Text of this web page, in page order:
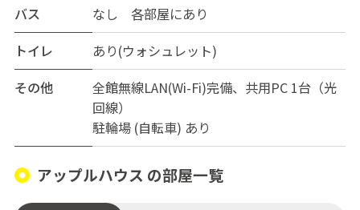
バス
なし 各部屋にあり
トイレ
あり(ウォシュレット)
その他
全館無線LAN(Wi-Fi)完備、共用PC 1台（光
回線）
駐輪場 (自転車) あり
アップルハウス の部屋一覧